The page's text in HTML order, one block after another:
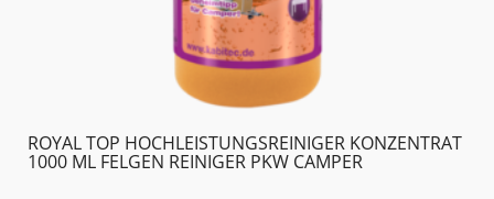
ROYAL TOP HOCHLEISTUNGS­REINIGER KONZENTRAT
1000 ML FELGEN REINIGER PKW CAMPER